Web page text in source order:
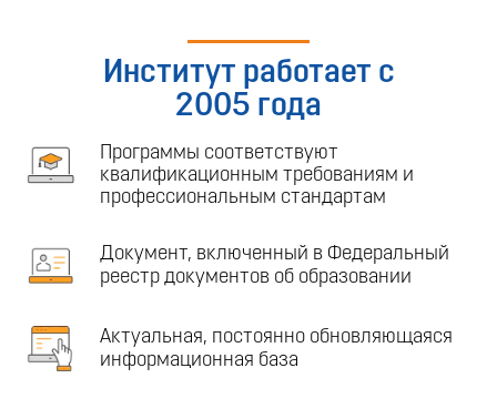
Институт работает с
2005 года
Программы соответствуют
квалификационным требованиям и
профессиональным стандартам
Документ, включенный в Федеральный
реестр документов об образовании
Актуальная, постоянно обновляющаяся
информационная база